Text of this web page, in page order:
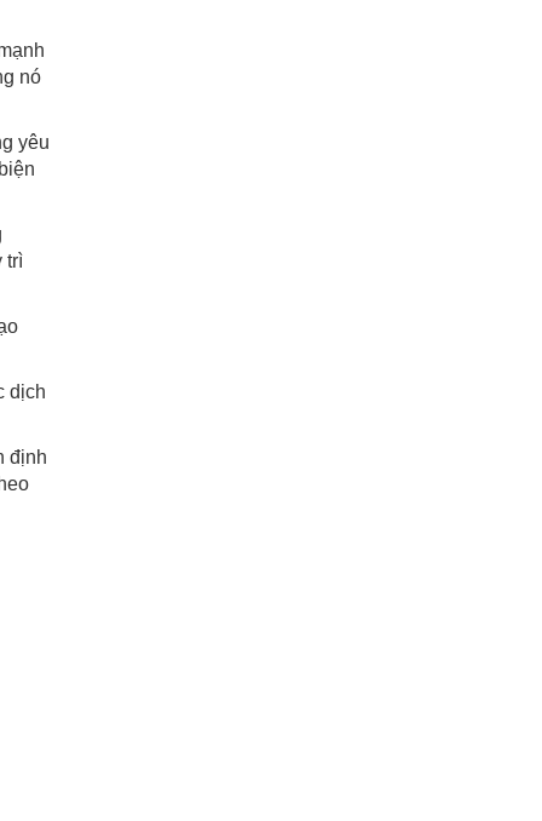
nó
yêu
trì
dịch
định